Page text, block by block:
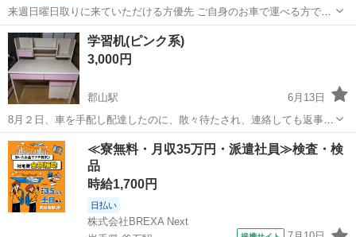
来週日曜日取りに来ていただける方優先 ご自身のお車で運べる方でお
願いいたします 積み込みの際はお手伝いさせていただきます🙇‍♀️ 2年ほ
ど使用していました 目立った傷汚れはありません。 取り急ぎのため、
日曜日取りに来てい...
福島 いわき市 いわき駅 オフィス用家具
学習机(ピンク系)
3,000円
郡山駅
6月13日
8月２日、車を手配し配達したのに、散々待たされ、連絡しても返事が
無く、挙句の果てに嘘の住所を教えられました。 評価の無い方、との
お取り引きは 不安をです。経験上、お住まいの地域や性別の登録プロ
フィールの無い方はコメントを遠...
福島 郡山市 郡山駅 オフィス用家具 ピンク
≪寮無料・月収35万円・派遣社員≫検査・検
品
時給1,700円
日払い
株式会社BREXA Next